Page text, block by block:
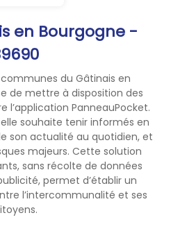
en Bourgogne -
du Gâtinais en
de mettre à disposition des
l’application PanneauPocket.
souhaite tenir informés en
son actualité au quotidien, et
majeurs. Cette solution
sans récolte de données
permet d’établir un
l’intercommunalité et ses